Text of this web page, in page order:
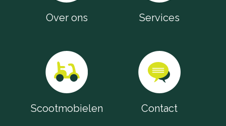
Accu's
Overig
Over ons Services
Scootmobielen Contact